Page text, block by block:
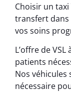
Choisir un
transfert
vos soins
L’offre de
patients
Nos
nécessaire